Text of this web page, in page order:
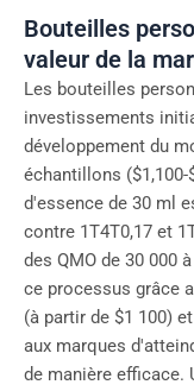
Bouteilles
valeur de la
Les bouteilles
investissements
développement du
échantillons
d'essence de 30 ml
contre 1T4T0,17 et
des QMO de 30 000
ce processus grâce
(à partir de $1 100)
aux marques
de manière efficace.